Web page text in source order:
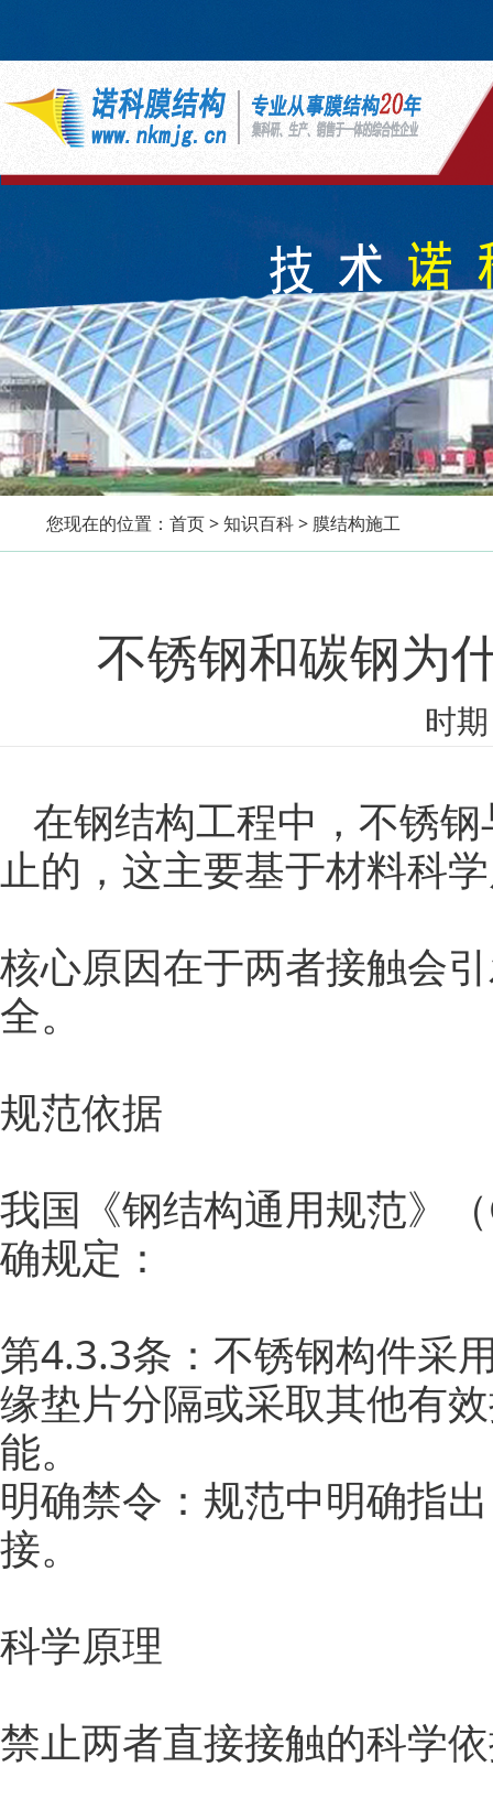
您现在的位置： 首页>知识百科> 膜结构施工
不锈钢和碳钢为
时
在钢结构工程中，不锈
止的，这主要基于材料科
核心原因在于两者接触会
全。
规范依据
我国《钢结构通用规范》
确规定：
第4.3.3条：不锈钢构件采
缘垫片分隔或采取其他有
能。
明确禁令：规范中明确指
接。
科学原理
禁止两者直接接触的科学